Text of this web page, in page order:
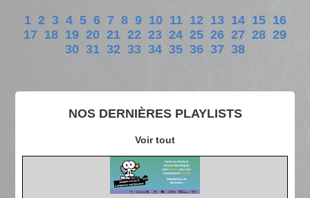
NOS DERNIÈRES PLAYLISTS
Voir tout
1 2 3 4 5 6 7 8 9 10 11 12 13 14 15 16
17 18 19 20 21 22 23 24 25 26 27 28 29
30 31 32 33 34 35 36 37 38